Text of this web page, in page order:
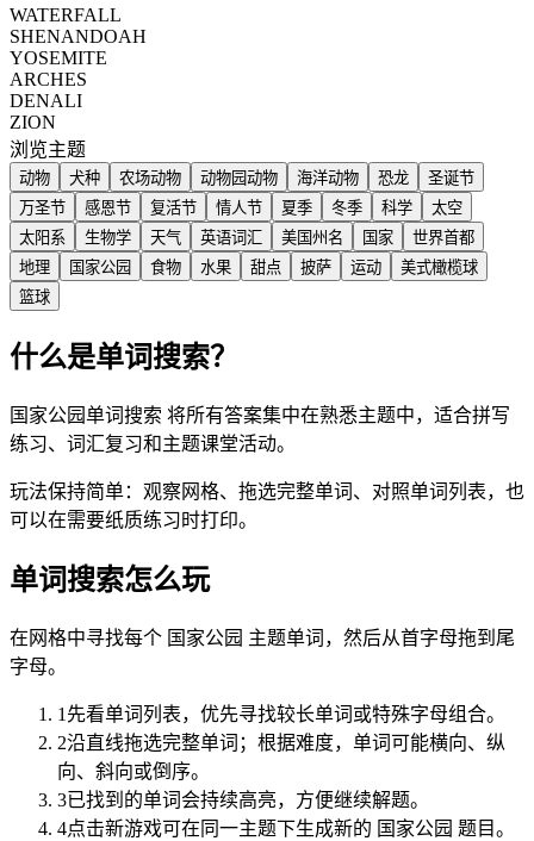
WATERFALL
SHENANDOAH
YOSEMITE
ARCHES
DENALI
ZION
浏览主题
动物 犬种 农场动物 动物园动物 海洋动物 恐龙
圣诞节
万圣节
感恩节 复活节 情人节 夏季 冬季 科学
太空
太阳系
生物学 天气 英语词汇 美国州名 国家
世界首都
地理
国家公园 食物 水果 甜点 披萨 运动
美式橄榄球
篮球
什么是单词搜索？
国家公园单词搜索 将所有答案集中在熟悉主题中，适合拼写
练习、词汇复习和主题课堂活动。
玩法保持简单：观察网格、拖选完整单词、对照单词列表，也
可以在需要纸质练习时打印。
单词搜索怎么玩
在网格中寻找每个 国家公园 主题单词，然后从首字母拖到尾
字母。
1 先看单词列表，优先寻找较长单词或特殊字母组合。
2沿直线拖选完整单词；根据难度，单词可能横向、纵
向、斜向或倒序。
3已找到的单词会持续高亮，方便继续解题。
4点击新游戏可在同一主题下生成新的 国家公园 题目。